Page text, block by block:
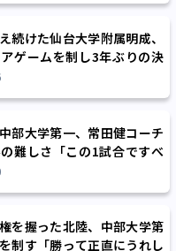
続けた仙台大学附属明成、
ゲームを制し3年ぶりの決
部大学第一、常田健コーチ
難しさ「この1試合ですべ
」
を握った北陸、中部大学第
制す「勝って正直にうれし